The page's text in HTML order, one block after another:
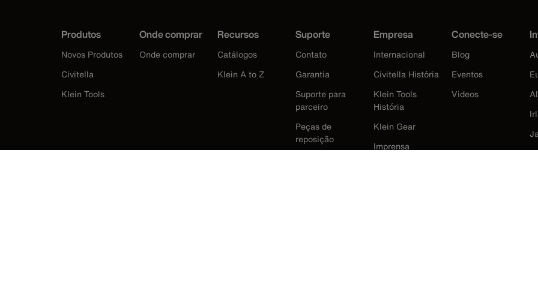
Produtos
Novos Produtos
Civitella
Klein Tools
Onde comprar
Onde comprar
Recursos
Catálogos
Klein A to Z
Suporte
Contato
Garantia
Suporte para
parceiro
Peças de
reposição
Empresa
Internacional
Civitella História
Klein Tools
História
Klein Gear
Imprensa
Conecte-se
Blog
Eventos
Videos